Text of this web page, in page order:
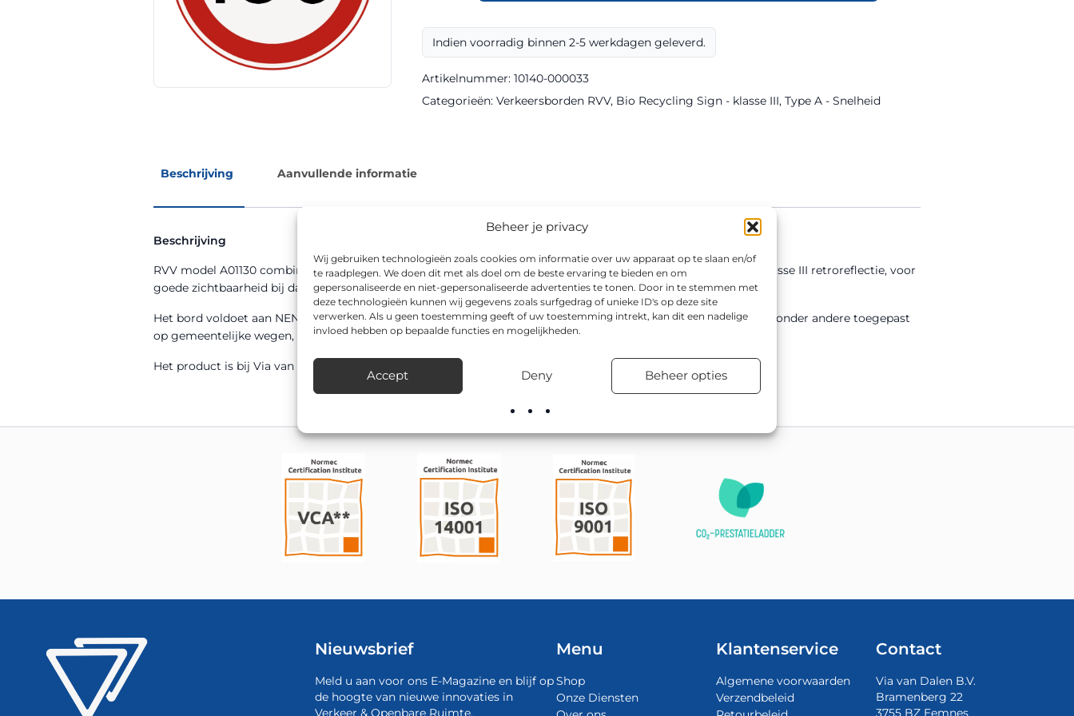
Beheer je privacy
Wij gebruiken technologieën zoals cookies om informatie over uw apparaat op te slaan en/of
te raadplegen. We doen dit met als doel om de beste ervaring te bieden en om
gepersonaliseerde en niet-gepersonaliseerde advertenties te tonen. Door in te stemmen met
deze technologieën kunnen wij gegevens zoals surfgedrag of unieke ID's op deze site
verwerken. Als u geen toestemming geeft of uw toestemming intrekt, kan dit een nadelige
invloed hebben op bepaalde functies en mogelijkheden.
Accept Deny Beheer opties
klasse
Recycling
Sign
Indien voorradig binnen 2-5 werkdagen geleverd.
Artikelnummer: 10140-000033
Categorieën: Verkeersborden RVV, Bio Recycling Sign - klasse III, Type A - Snelheid
Beschrijving Aanvullende informatie
Beschrijving
RVV model A01130 combineert de functie van snelheidsbord met een duurzame Bio Recycling-uitvoering en klasse III retroreflectie, voor
goede zichtbaarheid bij dag en nacht.
Het bord voldoet aan NEN 12899-1 en is CE-gecertificeerd, en is leverbaar in o.a. Ø 800mm. Dit type bord wordt onder andere toegepast
op gemeentelijke wegen, bedrijventerreinen, in woonwijken en bij tijdelijke verkeersmaatregelen.
Het product is bij Via van Dalen uit voorraad leverbaar, inclusief advies over de juiste bevestigingsmaterialen.
Nieuwsbrief
Meld u aan voor ons E-Magazine en blijf op
de hoogte van nieuwe innovaties in
Verkeer & Openbare Ruimte.
Menu
Shop
Onze Diensten
Klantenservice
Algemene voorwaarden
Verzendbeleid
Contact
Via van Dalen B.V.
Bramenberg 22
3755 BZ Eemnes